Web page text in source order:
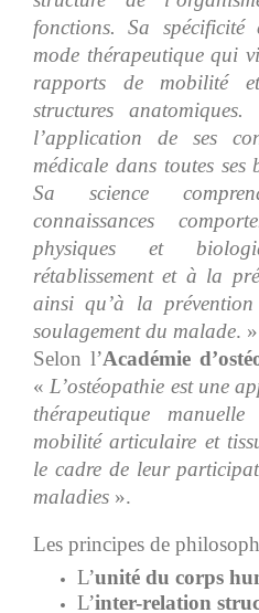
fonctions. Sa
mode thérapeutique qui
rapports de mobilité
structures
l’application de ses
médicale dans toutes ses
Sa science
connaissances
physiques et
rétablissement et à la
ainsi qu’à la
soulagement du malade. »
Selon l’Académie
« L’ostéopathie est une
thérapeutique
mobilité articulaire et
le cadre de leur
maladies ».
Les principes de
L’unité du corps
L’inter-relation